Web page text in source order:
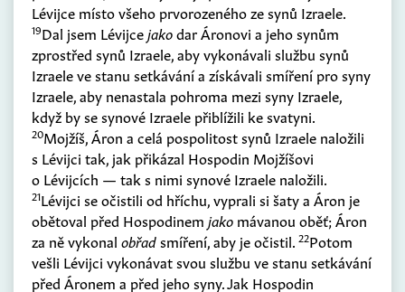
Lévijce místo všeho prvorozeného ze synů Izraele.
19Dal jsem Lévijcejakodar Áronovi a jeho synům
zprostřed synů Izraele, aby vykonávali službu synů
Izraele ve stanu setkávání a získávali smíření pro syny
Izraele, aby nenastala pohroma mezi syny Izraele,
když by se synové Izraele přiblížili ke svatyni.
20Mojžíš, Áron a celá pospolitost synů Izraele naložili
s Lévijci tak, jak přikázal Hospodin Mojžíšovi
o Lévijcích — tak s nimi synové Izraele naložili.
21Lévijci se očistili od hříchu, vyprali si šaty a Áron je
obětoval před Hospodinem jako mávanou oběť; Áron
za ně vykonal obřadsmíření, aby je očistil. 22Potom
vešli Lévijci vykonávat svou službu ve stanu setkávání
před Áronem a před jeho syny. Jak Hospodin